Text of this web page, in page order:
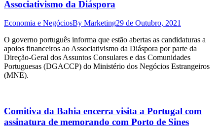
Associativismo da Diáspora
Economia e NegóciosBy Marketing29 de Outubro, 2021
O governo português informa que estão abertas as candidaturas a
apoios financeiros ao Associativismo da Diáspora por parte da
Direção-Geral dos Assuntos Consulares e das Comunidades
Portuguesas (DGACCP) do Ministério dos Negócios Estrangeiros
(MNE).
Comitiva da Bahia encerra visita a Portugal com
assinatura de memorando com Porto de Sines